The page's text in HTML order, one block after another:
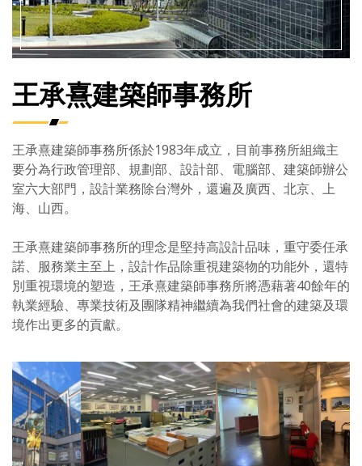
王承熹建築師事務所
王承熹建築師事務所係於1983年成立，目前事務所組織主
要分為行政管理部、規劃部、設計部、電腦部、建築師辦公
室六大部門，設計業務除台灣外，還遍及廣西、北京、上
海、山西。
王承熹建築師事務所的理念是堅持高設計品味，重守委任承
諾、服務業主至上，設計作品除重視建築物的功能外，還特
別重視環境的塑造，王承熹建築師事務所將憑藉著40餘年的
執業經驗、專業技術及團隊精神繼續為我們社會的建築及環
境作出更多的貢獻。